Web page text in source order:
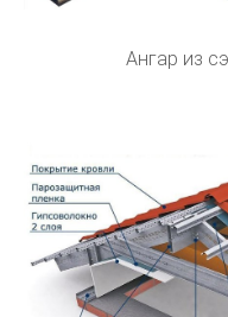
Ангар из